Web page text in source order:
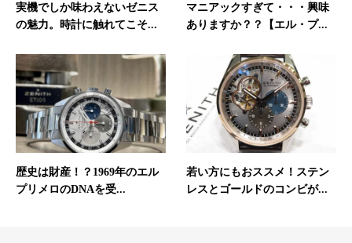
実機でしか味わえないゼニス
の魅力。時計に触れてこそ...
マニアックすぎて・・・興味
ありますか？？【エル・プ...
歴史は財産！？1969年のエル
プリメロのDNAを受...
若い方にもおススメ！ステン
レスとゴールドのコンビが...